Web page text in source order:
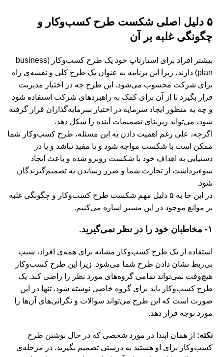
۵ دلیل اصلی شکست طرح کسب‌وکار و
چگونگی غلبه بر آن
بیشتر افراد برای استارتاپ خود یک طرح کسب‌وکار (business
plan) دارند، زیرا این برنامه به عنوان یک طرح کلی و نقشه‌ی راه
برای شرکت محسوب می‌شود. این طرح چه در اختیار مدیریت
قرار بگیرد تا از آن برای کمک به راهبردهای شرکت استفاده شود
و چه به منظور ایجاد سرمایه در اختیار سرمایه‌گذاران قرار گرفته
شود، می‌تواند زیربنای تصمیمات آینده‌ را شکل دهد.
اگرچه، علی رغم اهمیت دادن به این مسئله، طرح کسب‌وکار شما
ممکن است با شکست مواجه شود و یا مفید نباشد و یا در
دستیابی به اهداف خود با شکست روبرو شده و باعث ایجاد
سوءبرداشت از تجارت شما و ضرر رساندن به تصمیم‌گیرندگان
شود.
در این جا به ۵ دلیل مهم شکست طرح کسب‌وکار و چگونگی غلبه
بر موانع موجود در این مسیر اشاره می‌کنیم.
۱- مخاطبان خود را در نظر نمی‌گیرید.
استفاده از یک طرح کسب‌وکار مشابه برای همه‌ی افراد، سبب
بی‌ربط نشان دادن طرح شما می‌شود. زیرا این طرح کسب‌وکار
هیچ‌وقت نمی‌تواند تمامی گروه‌های مورد نظر را راضی کند. یک
طرح کسب‌وکار باید برای گروه خاصی نوشته شود. تنها در این
صورت است که این طرح می‌تواند سوالات و نگرانی‌های آن‌ها را
مورد توجه قرار دهد.
نکته: از همان ابتدا در مورد شخصی که در حال نوشتن طرح
کسب‌وکار برای او هستید به درستی تصمیم بگیرید. در مرحله‌ی